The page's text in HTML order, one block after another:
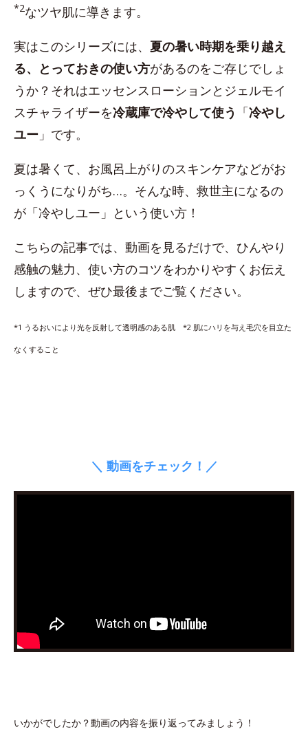
*2なツヤ肌に導きます。
実はこのシリーズには、 夏の暑い時期を乗り越え
る、とっておきの使い方があるのをご存じでしょ
うか？それはエッセンスローションとジェルモイ
スチャライザーを冷蔵庫で冷やして使う 「冷やし
ユー 」です。
夏は暑くて、お風呂上がりのスキンケアなどがお
っくうになりがち…。そんな時、救世主になるの
が「冷やしユー」という使い方！
こちらの記事では、動画を見るだけで、ひんやり
感触の魅力、使い方のコツをわかりやすくお伝え
しますので、ぜひ最後までご覧ください。
*1 うるおいにより光を反射して透明感のある肌 *2 肌にハリを与え毛穴を目立た
なくすること
＼ 動画をチェック！／
いかがでしたか？動画の内容を振り返ってみましょう！